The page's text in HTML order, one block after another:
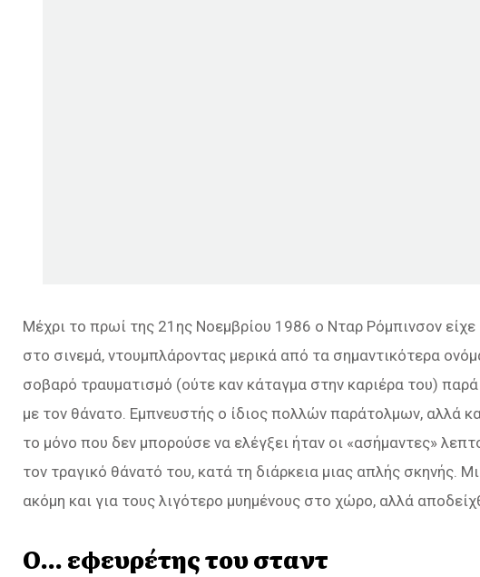
Μέχρι το πρωί της 21ης Νοεμβρίου 1986 ο Νταρ Ρόμπινσον
στο σινεμά, ντουμπλάροντας μερικά από τα σημαντικότερα
σοβαρό τραυματισμό (ούτε καν κάταγμα στην καριέρα του)
με τον θάνατο. Εμπνευστής ο ίδιος πολλών παράτολμων, αλλά
το μόνο που δεν μπορούσε να ελέγξει ήταν οι «ασήμαντες»
τον τραγικό θάνατό του, κατά τη διάρκεια μιας απλής σκηνής.
ακόμη και για τους λιγότερο μυημένους στο χώρο, αλλά
Ο… εφευρέτης του σταντ